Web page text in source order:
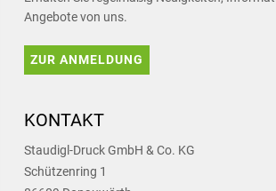
Angebote von uns.
ZUR ANMELDUNG
KONTAKT
Staudigl-Druck GmbH & Co. KG
Schützenring 1